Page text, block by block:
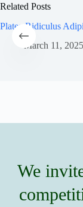
Related Posts
Platea Ridiculus
March 11, 2025
We